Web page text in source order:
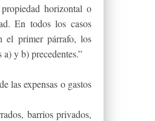
horizontal o
En todos los casos
el primer párrafo, los
y b) precedentes.”
las expensas o gastos
barrios privados,